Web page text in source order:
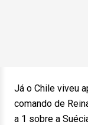
Já o Chile viveu
comando de
a 1 sobre a